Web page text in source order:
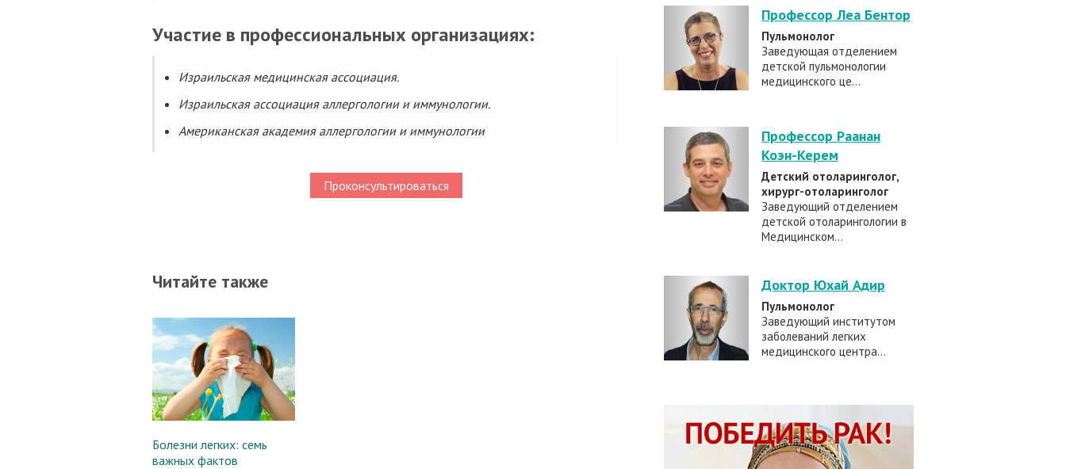
Участие в профессиональных организациях:
Израильская медицинская ассоциация.
Израильская ассоциация аллергологии и иммунологии.
Американская академия аллергологии и иммунологии
Проконсультироваться
Читайте также
Болезни легких: семь
важных фактов
Профессор Леа Бентор
Пульмонолог
Заведующая отделением
детской пульмонологии
медицинского це...
Профессор Раанан
Коэн-Керем
Детский отоларинголог,
хирург-отоларинголог
Заведующий отделением
детской отоларингологии в
Медицинском...
Доктор Юхай Адир
Пульмонолог
Заведующий институтом
заболеваний легких
медицинского центра...